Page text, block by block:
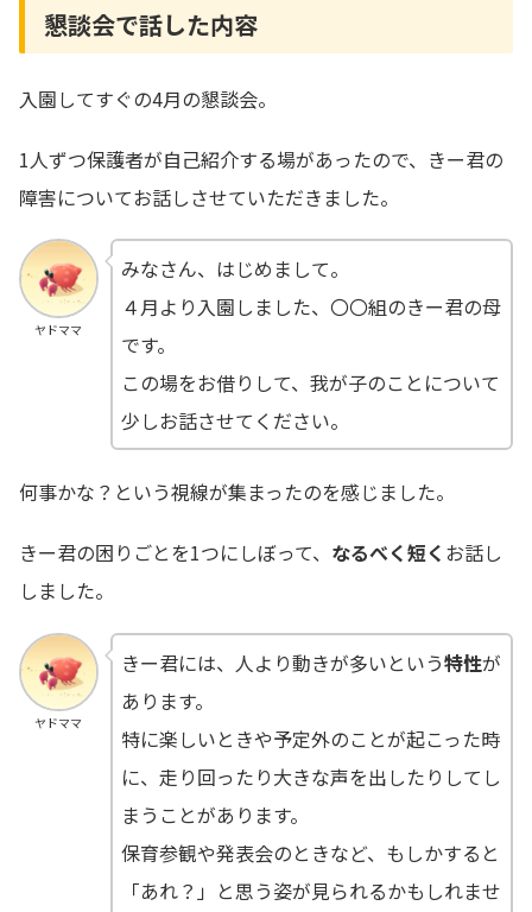
懇談会で話した内容
入園してすぐの4月の懇談会。
1人ずつ保護者が自己紹介する場があったので、きー君の
障害についてお話しさせていただきました。
ヤドママ
みなさん、はじめまして。
４月より入園しました、〇〇組のきー君の母
です。
この場をお借りして、我が子のことについて
少しお話させてください。
何事かな？という視線が集まったのを感じました。
きー君の困りごとを1つにしぼって、 なるべく短く お話し
しました。
ヤドママ
きー君には、人より動きが多いという特性が
あります。
特に楽しいときや予定外のことが起こった時
に、走り回ったり大きな声を出したりしてし
まうことがあります。
保育参観や発表会のときなど、もしかすると
「あれ？」と思う姿が見られるかもしれませ